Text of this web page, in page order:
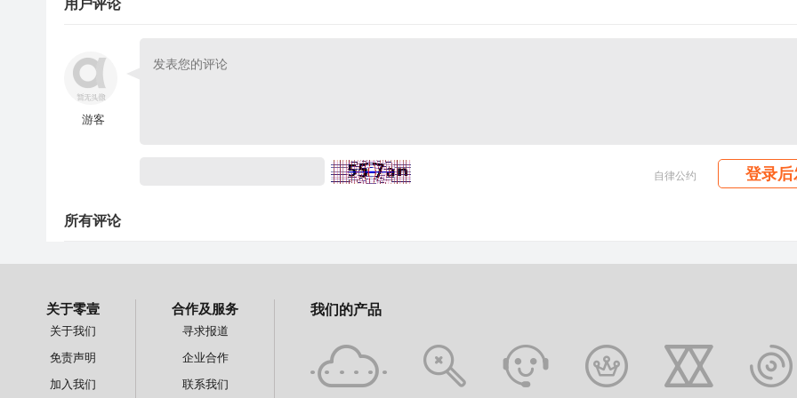
用户评论
游客
自律公约 登录后
所有评论
关于零壹
关于我们
免责声明
加入我们
合作及服务
寻求报道
企业合作
联系我们
我们的产品